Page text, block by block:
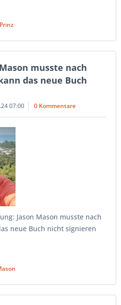
musste nach
das neue Buch
07:00 0 Kommentare
Jason Mason musste nach
neue Buch nicht signieren